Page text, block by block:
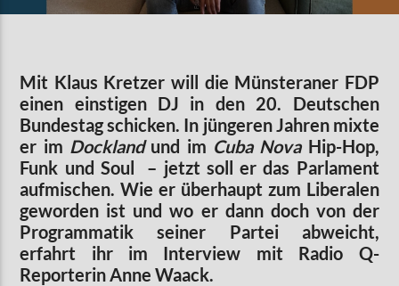
LET´S DRIVE FEAT. IZO FITZROY
AKTUELLE SENDUNG
MOEBIUS
00:00 09:00
ZU HÖREN INMünster90,9 MHz Steinfurt103,9 MHz
Mit Klaus Kretzer will die Münsteraner FDP
einen einstigen DJ in den 20. Deutschen
Bundestag schicken. In jüngeren Jahren mixte
er im Dockland und im Cuba NovaHip-Hop,
Funk und Soul – jetzt soll er das Parlament
aufmischen. Wie er überhaupt zum Liberalen
geworden ist und wo er dann doch von der
Programmatik seiner Partei abweicht,
erfahrt ihr im Interview mit Radio Q-
Reporterin Anne Waack.